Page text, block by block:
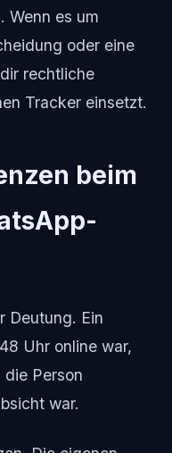
Wenn es um
oder eine
rechtliche
Tracker einsetzt.
beim
Deutung. Ein
Uhr online war,
Person
war.